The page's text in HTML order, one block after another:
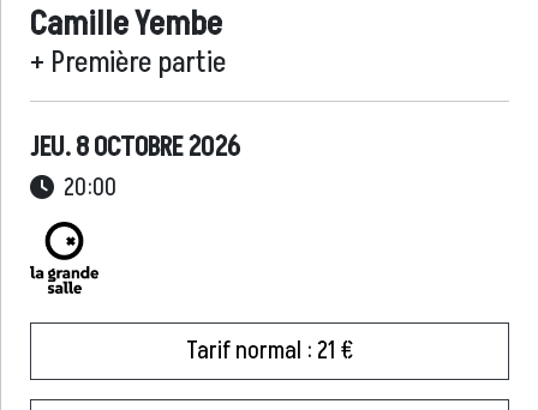
Camille Yembe
+ Première partie
JEU. 8 OCTOBRE 2026
20:00
Tarif normal : 21 €